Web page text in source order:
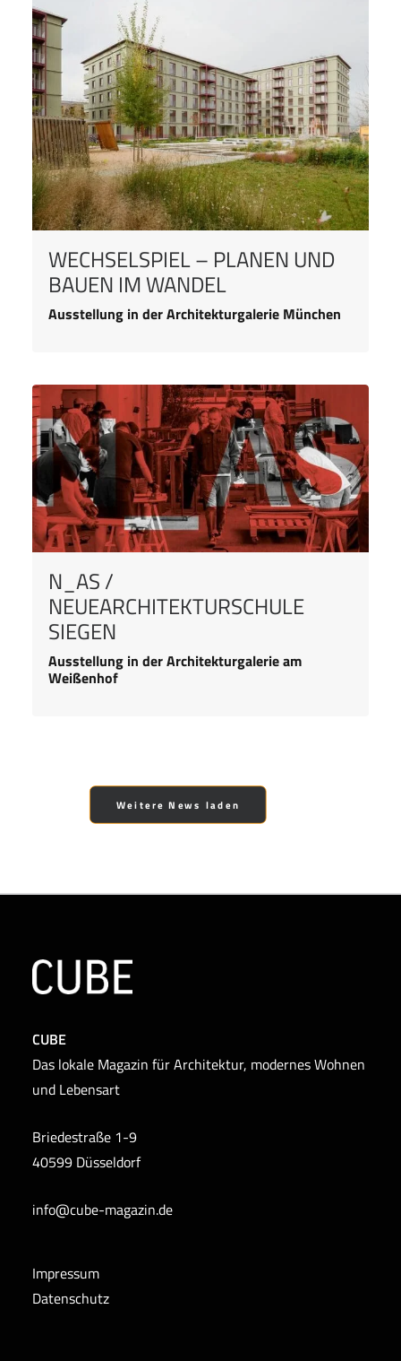
WECHSELSPIEL – PLANEN UND
BAUEN IM WANDEL
Ausstellung in der Architekturgalerie München
N_AS /
NEUEARCHITEKTURSCHULE
SIEGEN
Ausstellung in der Architekturgalerie am
Weißenhof
Weitere News laden
CUBE
Das lokale Magazin für Architektur, modernes Wohnen
und Lebensart
Briedestraße 1-9
40599 Düsseldorf
info@cube-magazin.de
Impressum
Datenschutz